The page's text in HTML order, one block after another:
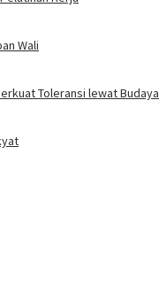
Wali
Toleransi lewat Budaya